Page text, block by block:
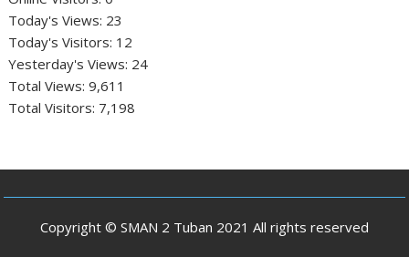
Today's Views: 23
Today's Visitors: 12
Yesterday's Views: 24
Total Views:9,611
Total Visitors: 7,198
Copyright © SMAN 2 Tuban 2021 All rights reserved